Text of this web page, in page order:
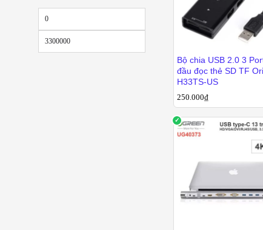
Bộ chia USB 2.0 3
đầu đọc thẻ SD TF
H33TS-US
250.000₫
250.000₫
Giá
thấp
nhất
cao
nhất